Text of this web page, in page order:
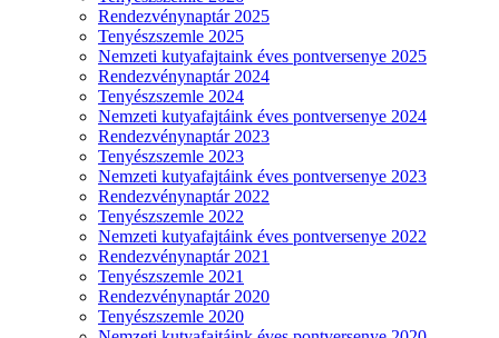
Rendezvénynaptár 2025
Tenyészszemle 2025
Nemzeti kutyafajtaink éves pontversenye 2025
Rendezvénynaptár 2024
Tenyészszemle 2024
Nemzeti kutyafajtáink éves pontversenye 2024
Rendezvénynaptár 2023
Tenyészszemle 2023
Nemzeti kutyafajtáink éves pontversenye 2023
Rendezvénynaptár 2022
Tenyészszemle 2022
Nemzeti kutyafajtáink éves pontversenye 2022
Rendezvénynaptár 2021
Tenyészszemle 2021
Rendezvénynaptár 2020
Tenyészszemle 2020